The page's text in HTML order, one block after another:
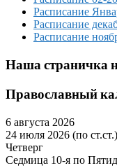
Расписание
Расписание
Расписание
Наша страничка
Православный
6 августа 2026
24 июля 2026 (по ст.ст.)
Четверг
Седмица 10-я по